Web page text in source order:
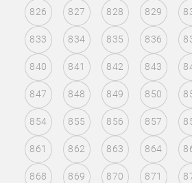
826 827 828 829
833 834 835 836
840 841 842 843
847 848 849 850
854 855 856 857
861 862 863 864
868 869 870 871